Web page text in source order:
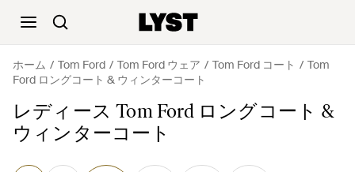
ホーム Tom Ford Tom Ford ウェア Tom Ford コート
Tom
Ford ロングコート & ウィンターコート
レディース Tom Ford ロングコート &
ウィンターコート